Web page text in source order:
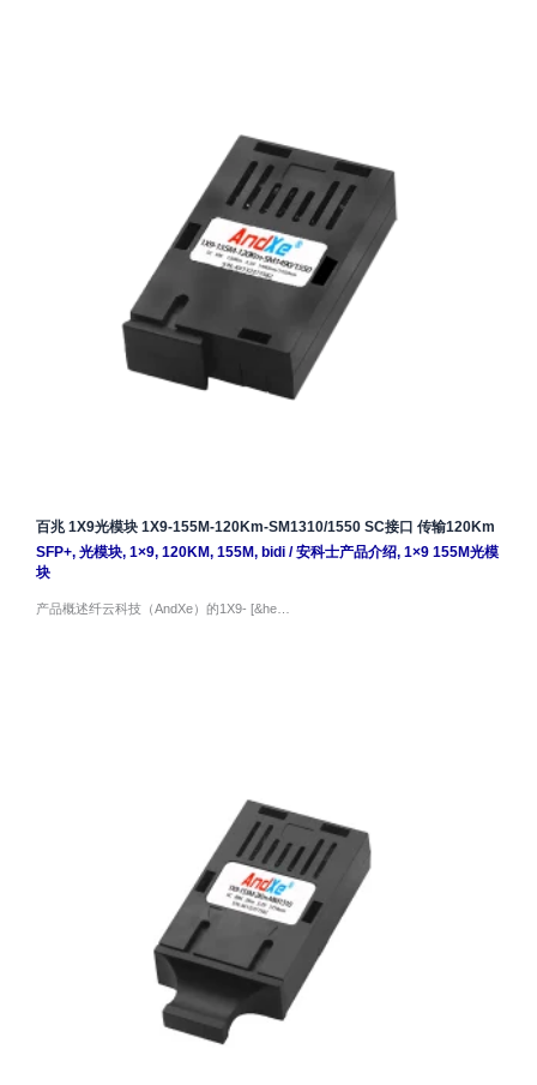
百兆 1X9光模块 1X9-155M-120Km-SM1310/1550 SC接口 传输120Km
SFP+, 光模块, 1×9, 120KM, 155M, bidi/安科士产品介绍, 1×9 155M光模
块
产品概述纤云科技（AndXe）的1X9- [&he…